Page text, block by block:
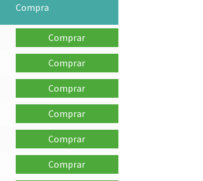
Compra
Comprar
Comprar
Comprar
Comprar
Comprar
Comprar